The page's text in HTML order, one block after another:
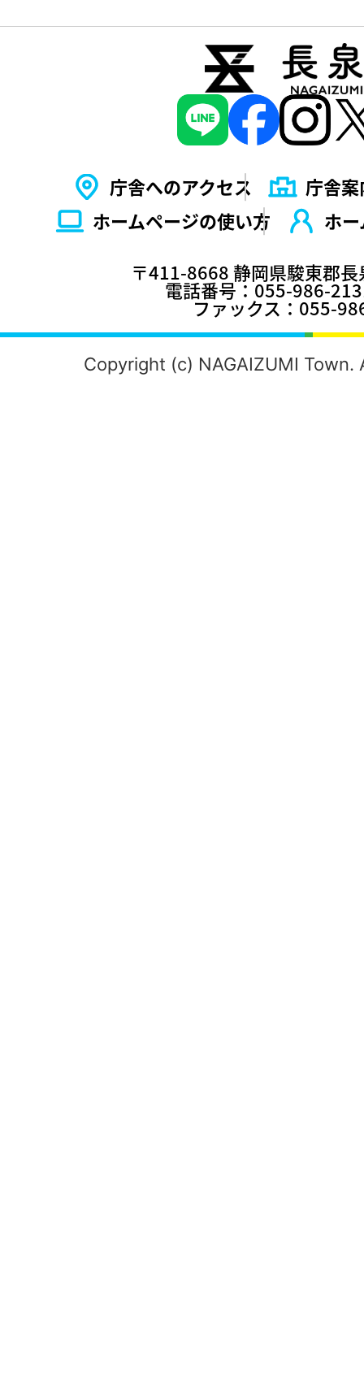
庁舎へのアクセス
庁舎案
ホームページの使い⽅
ホ
〒411-8668 静岡県駿東郡
電話番号：055-986-
ファックス：055-
Copyright (c) NAGAIZUMI Town.